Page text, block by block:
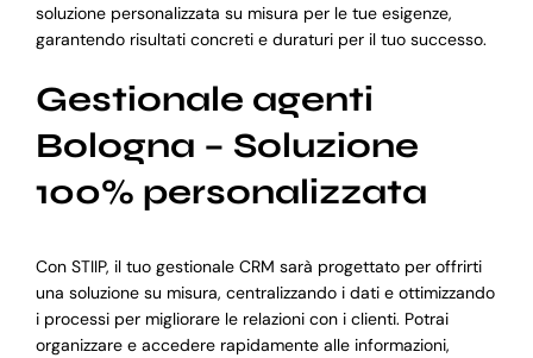
soluzione personalizzata su misura per le tue esigenze,
garantendo risultati concreti e duraturi per il tuo successo.
Gestionale agenti
Bologna – Soluzione
100% personalizzata
Con STIIP, il tuo gestionale CRM sarà progettato per offrirti
una soluzione su misura, centralizzando i dati e ottimizzando
i processi per migliorare le relazioni con i clienti. Potrai
organizzare e accedere rapidamente alle informazioni,